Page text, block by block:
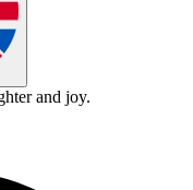
and joy.